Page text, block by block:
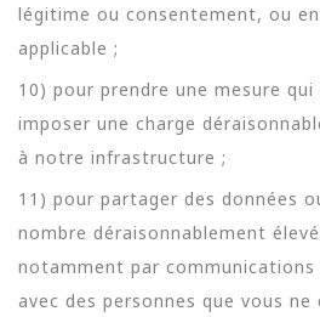
légitime ou consentement, ou
applicable ;
10) pour prendre une mesure
imposer une charge
à notre infrastructure ;
11) pour partager des données
nombre déraisonnablement
notamment par communications
avec des personnes que vous ne